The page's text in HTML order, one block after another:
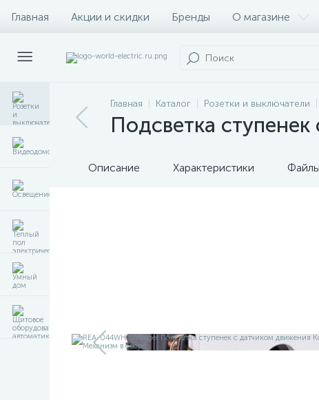
Главная Акции и скидки Бренды О магазине
Главная Каталог Розетки и выключатели
Подсветка
Описание Характеристики